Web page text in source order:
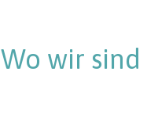
Wo wir sind